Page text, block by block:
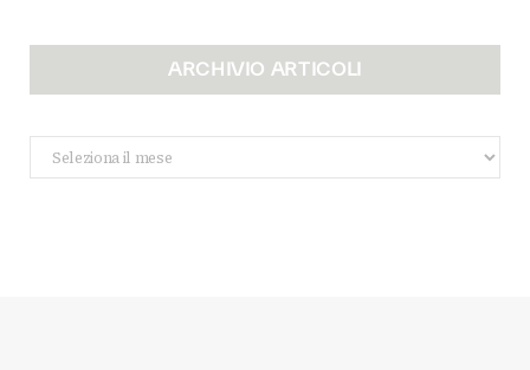
ARCHIVIO ARTICOLI
Archivio
Articoli